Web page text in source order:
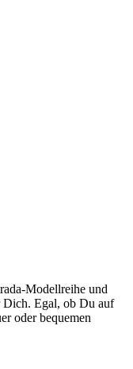
Modellreihe und
Egal, ob Du auf
oder bequemen